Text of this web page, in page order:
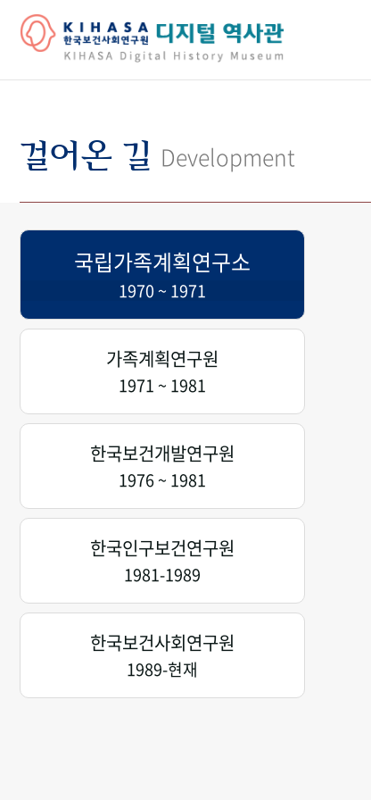
걸어온 길 Development
국립가족계획연구소
1970 ~ 1971
가족계획연구원
1971 ~ 1981
한국보건개발연구원
1976 ~ 1981
한국인구보건연구원
1981-1989
한국보건사회연구원
1989-현재